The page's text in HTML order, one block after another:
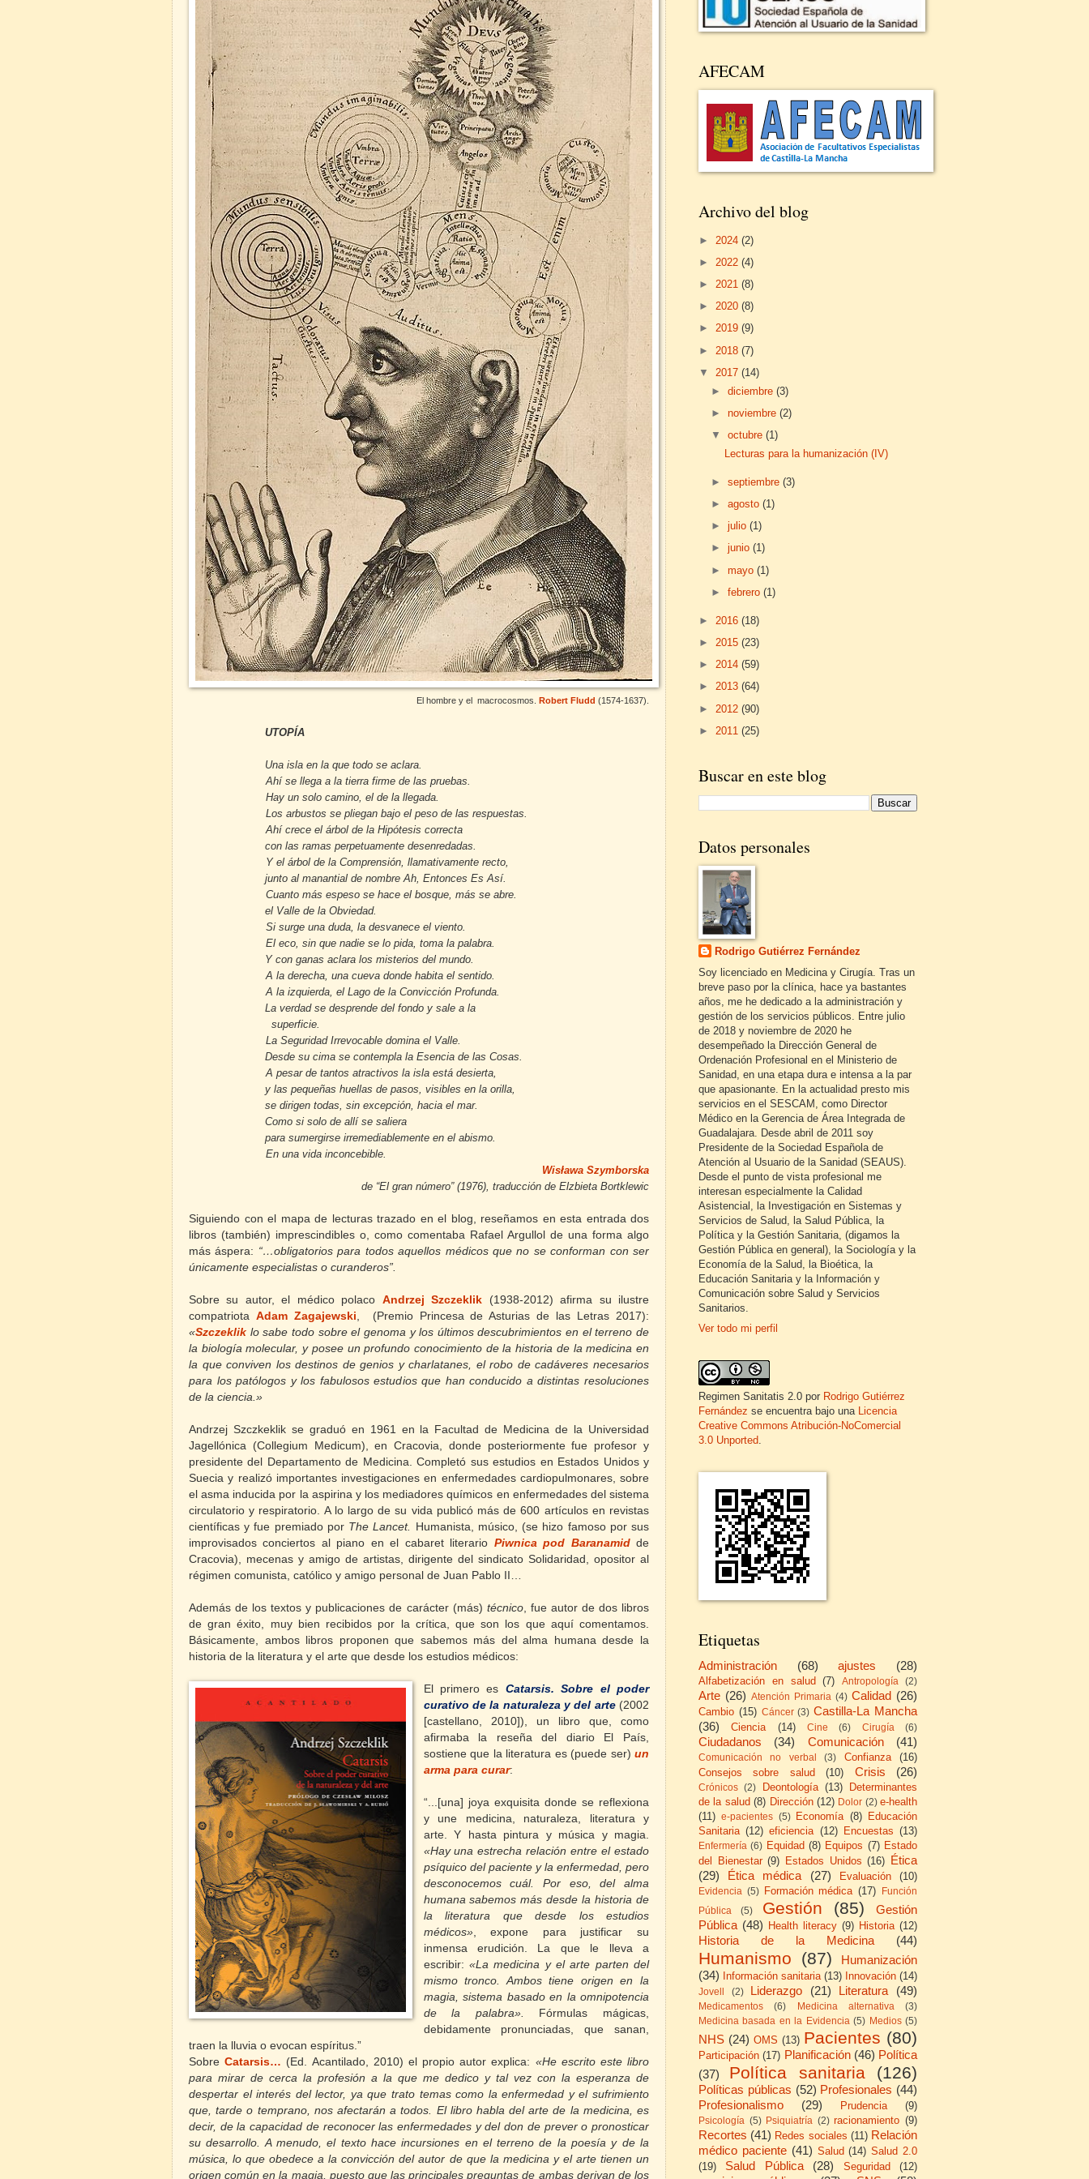
El hombre y el macrocosmos. Robert Fludd (1574-1637).
UTOPÍA
Una isla en la que todo se aclara.
Ahí se llega a la tierra firme de las pruebas.
Hay un solo camino, el de la llegada.
Los arbustos se pliegan bajo el peso de las respuestas.
Ahí crece el árbol de la Hipótesis correcta
con las ramas perpetuamente desenredadas.
Y el árbol de la Comprensión, llamativamente recto,
junto al manantial de nombre Ah, Entonces Es Así.
Cuanto más espeso se hace el bosque, más se abre.
el Valle de la Obviedad.
Si surge una duda, la desvanece el viento.
El eco, sin que nadie se lo pida, toma la palabra.
Y con ganas aclara los misterios del mundo.
A la derecha, una cueva donde habita el sentido.
A la izquierda, el Lago de la Convicción Profunda.
La verdad se desprende del fondo y sale a la
superficie.
La Seguridad Irrevocable domina el Valle.
Desde su cima se contempla la Esencia de las Cosas.
A pesar de tantos atractivos la isla está desierta,
y las pequeñas huellas de pasos, visibles en la orilla,
se dirigen todas, sin excepción, hacia el mar.
Como si solo de allí se saliera
para sumergirse irremediablemente en el abismo.
En una vida inconcebible.
Wisława Szymborska
de “El gran número” (1976), traducción de Elzbieta Bortklewic
Siguiendo con el mapa de lecturas trazado en el blog, reseñamos en esta entrada dos
libros (también) imprescindibles o, como comentaba Rafael Argullol de una forma algo
más áspera: “…obligatorios para todos aquellos médicos que no se conforman con ser
únicamente especialistas o curanderos”.
Sobre su autor, el médico polaco Andrzej Szczeklik
(1938-2012) afirma su ilustre
compatriota Adam Zagajewski , (Premio Princesa de Asturias de las Letras 2017):
«Szczeklik lo sabe todo sobre el genoma y los últimos descubrimientos en el terreno de
la biología molecular, y posee un profundo conocimiento de la historia de la medicina en
la que conviven los destinos de genios y charlatanes, el robo de cadáveres necesarios
para los patólogos y los fabulosos estudios que han conducido a distintas resoluciones
de la ciencia.»
Andrzej Szczkeklik se graduó en 1961 en la Facultad de Medicina de la Universidad
Jagellónica (Collegium Medicum), en Cracovia, donde posteriormente fue profesor y
presidente del Departamento de Medicina. Completó sus estudios en Estados Unidos y
Suecia y realizó importantes investigaciones en enfermedades cardiopulmonares, sobre
el asma inducida por la aspirina y los mediadores químicos en enfermedades del sistema
circulatorio y respiratorio. A lo largo de su vida publicó más de 600 artículos en revistas
científicas y fue premiado por The Lancet.
Humanista, músico, (se hizo famoso por sus
improvisados conciertos al piano en el cabaret literario Piwnica pod Baranamid de
Cracovia), mecenas y amigo de artistas, dirigente del sindicato Solidaridad, opositor al
régimen comunista, católico y amigo personal de Juan Pablo II…
Además de los textos y publicaciones de carácter (más) técnico, fue autor de dos libros
de gran éxito, muy bien recibidos por la crítica, que son los que aquí comentamos.
Básicamente, ambos libros proponen que sabemos más del alma humana desde la
historia de la literatura y el arte que desde los estudios médicos:
El primero es Catarsis. Sobre el poder
curativo de la naturaleza y del arte (2002
[castellano, 2010]), un libro que, como
afirmaba la reseña del diario El País,
sostiene que la literatura es (puede ser) un
arma para curar:
“...[una] joya exquisita donde se reflexiona
y une medicina, naturaleza, literatura y
arte. Y hasta pintura y música y magia.
«Hay una estrecha relación entre el estado
psíquico del paciente y la enfermedad, pero
desconocemos cuál. Por eso, del alma
humana sabemos más desde la historia de
la literatura que desde los estudios
médicos», expone para justificar su
inmensa erudición. La que le lleva a
escribir: «La medicina y el arte parten del
mismo tronco. Ambos tiene origen en la
magia, sistema basado en la omnipotencia
de la palabra».
Fórmulas mágicas,
debidamente pronunciadas, que sanan,
traen la lluvia o evocan espíritus.”
SobreCatarsis… (Ed. Acantilado, 2010) el propio autor explica: «He escrito este libro
para mirar de cerca la profesión a la que me dedico y tal vez con la esperanza de
despertar el interés del lector, ya que trato temas como la enfermedad y el sufrimiento
que, tarde o temprano, nos afectarán a todos. El libro habla del arte de la medicina, es
decir, de la capacidad de reconocer las enfermedades y del don de prever o pronosticar
su desarrollo. A menudo, el texto hace incursiones en el terreno de la poesía y de la
música, lo que obedece a la convicción del autor de que la medicina y el arte tienen un
origen común en la magia, puesto que las principales preguntas de ambas derivan de los
AFECAM
Archivo del blog
► 2024 (2)
► 2022 (4)
► 2021 (8)
► 2020 (8)
► 2019 (9)
► 2018 (7)
▼ 2017 (14)
►diciembre(3)
►noviembre(2)
▼octubre(1)
Lecturas para la humanización (IV)
►septiembre(3)
►agosto(1)
►julio(1)
►junio(1)
►mayo(1)
►febrero(1)
► 2016 (18)
► 2015 (23)
► 2014 (59)
► 2013 (64)
► 2012 (90)
► 2011 (25)
Buscar en este blog
Datos personales
Rodrigo Gutiérrez Fernández
Soy licenciado en Medicina y Cirugía. Tras un
breve paso por la clínica, hace ya bastantes
años, me he dedicado a la administración y
gestión de los servicios públicos. Entre julio
de 2018 y noviembre de 2020 he
desempeñado la Dirección General de
Ordenación Profesional en el Ministerio de
Sanidad, en una etapa dura e intensa a la par
que apasionante. En la actualidad presto mis
servicios en el SESCAM, como Director
Médico en la Gerencia de Área Integrada de
Guadalajara. Desde abril de 2011 soy
Presidente de la Sociedad Española de
Atención al Usuario de la Sanidad (SEAUS).
Desde el punto de vista profesional me
interesan especialmente la Calidad
Asistencial, la Investigación en Sistemas y
Servicios de Salud, la Salud Pública, la
Política y la Gestión Sanitaria, (digamos la
Gestión Pública en general), la Sociología y la
Economía de la Salud, la Bioética, la
Educación Sanitaria y la Información y
Comunicación sobre Salud y Servicios
Sanitarios.
Ver todo mi perfil
Regimen Sanitatis 2.0 por Rodrigo Gutiérrez
Fernández se encuentra bajo una Licencia
Creative Commons Atribución-NoComercial
3.0 Unported
Etiquetas
Administración (68) ajustes (28)
Alfabetización en salud (7) Antropología (2)
Arte (26) Atención Primaria (4) Calidad (26)
Cambio (15) Cáncer (3) Castilla-La Mancha
(36)
Ciencia (14) Cine (6) Cirugía (6)
Ciudadanos (34) Comunicación (41)
Comunicación no verbal (3) Confianza
(16)
Consejos sobre salud
(10) Crisis (26)
Crónicos (2) Deontología (13)
Determinantes
de la salud (8) Dirección (12) Dolor (2) e-health
(11)
e-pacientes (5) Economía (8) Educación
Sanitaria (12) eficiencia (12) Encuestas (13)
Enfermería (6) Equidad (8) Equipos (7) Estado
del Bienestar (9) Estados Unidos (16) Ética
(29)
Ética médica (27) Evaluación (10)
Evidencia (5) Formación médica (17)
Función
Pública
(5) Gestión (85)
Gestión
Pública (48) Health literacy (9) Historia (12)
Historia de la Medicina (44)
Humanismo (87)
Humanización
(34) Información sanitaria (13) Innovación (14)
Jovell (2) Liderazgo (21) Literatura (49)
Medicamentos (6) Medicina alternativa
(3)
Medicina basada en la Evidencia (5) Medios (5)
NHS (24) OMS (13) Pacientes (80)
Participación (17) Planificación (46) Política
(37)
Política sanitaria (126)
Políticas públicas (52) Profesionales (44)
Profesionalismo
(29) Prudencia (9)
Psicología (5) Psiquiatría (2) racionamiento (9)
Recortes (41) Redes sociales (11) Relación
médico paciente (41) Salud (14) Salud 2.0
(19)
Salud Pública (28) Seguridad (12)